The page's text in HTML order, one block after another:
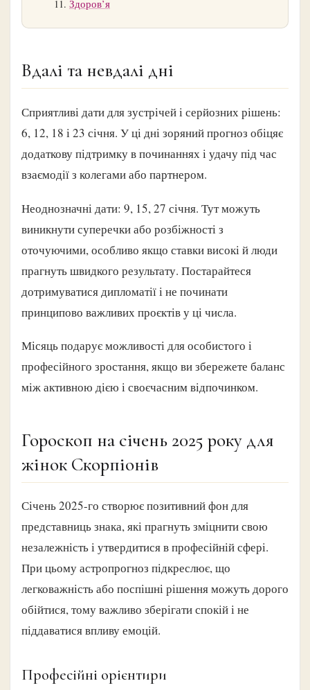
Здоров’я
Вдалі та невдалі дні
Сприятливі дати для зустрічей і серйозних рішень:
6, 12, 18 і 23 січня. У ці дні зоряний прогноз обіцяє
додаткову підтримку в починаннях і удачу під час
взаємодії з колегами або партнером.
Неоднозначні дати: 9, 15, 27 січня. Тут можуть
виникнути суперечки або розбіжності з
оточуючими, особливо якщо ставки високі й люди
прагнуть швидкого результату. Постарайтеся
дотримуватися дипломатії і не починати
принципово важливих проєктів у ці числа.
Місяць подарує можливості для особистого і
професійного зростання, якщо ви збережете баланс
між активною дією і своєчасним відпочинком.
Гороскоп на січень 2025 року для
жінок Скорпіонів
Січень 2025-го створює позитивний фон для
представниць знака, які прагнуть зміцнити свою
незалежність і утвердитися в професійній сфері.
При цьому астропрогноз підкреслює, що
легковажність або поспішні рішення можуть дорого
обійтися, тому важливо зберігати спокій і не
піддаватися впливу емоцій.
Професійні орієнтири